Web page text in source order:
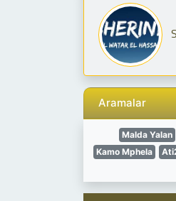
Aramalar
Malda Yalan
Kamo Mphela